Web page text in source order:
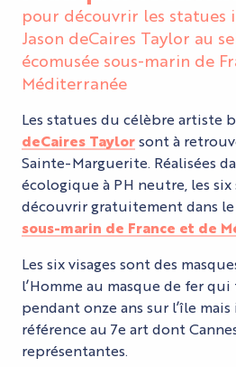
pour découvrir les statues
Jason deCaires Taylor au
écomusée sous-marin de
Méditerranée
Les statues du célèbre artiste
deCaires Taylorsont à
Sainte-Marguerite. Réalisées
écologique à PH neutre, les
découvrir gratuitement dans le
sous-marin de France et de
Les six visages sont des
l’Homme au masque de fer
pendant onze ans sur l’île
référence au 7e art dont
représentantes.